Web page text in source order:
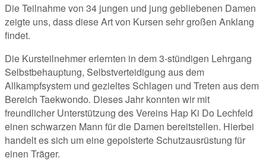
Die Teilnahme von 34 jungen und jung gebliebenen Damen
zeigte uns, dass diese Art von Kursen sehr großen Anklang
findet.
Die Kursteilnehmer erlernten in dem 3-stündigen Lehrgang
Selbstbehauptung, Selbstverteidigung aus dem
Allkampfsystem und gezieltes Schlagen und Treten aus dem
Bereich Taekwondo. Dieses Jahr konnten wir mit
freundlicher Unterstützung des Vereins Hap Ki Do Lechfeld
einen schwarzen Mann für die Damen bereitstellen. Hierbei
handelt es sich um eine gepolsterte Schutzausrüstung für
einen Träger.